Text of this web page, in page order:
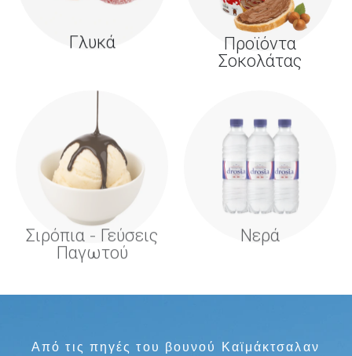
Γλυκά
Προϊόντα
Σοκολάτας
Σιρόπια - Γεύσεις
Παγωτού
Νερά
Από τις πηγές του βουνού Καϊμάκτσαλαν